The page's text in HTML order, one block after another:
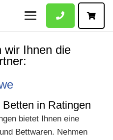
wir Ihnen die
in Ratingen
bietet Ihnen eine
Bettwaren. Nehmen